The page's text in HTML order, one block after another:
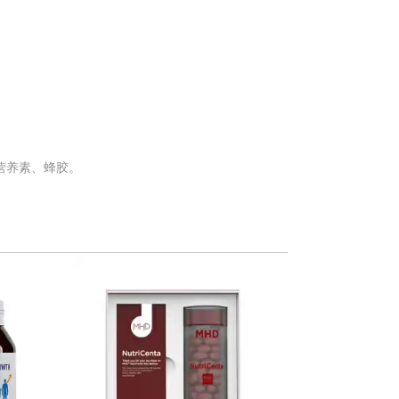
素、蜂胶。